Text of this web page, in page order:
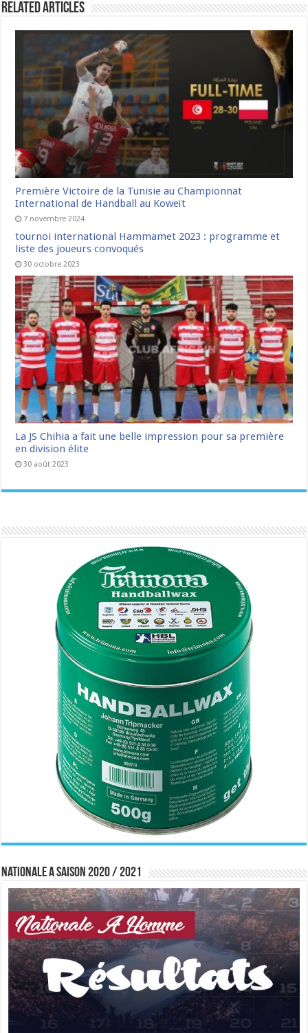
Related Articles
Première Victoire de la Tunisie au Championnat
International de Handball au Koweït
7 novembre 2024
tournoi international Hammamet 2023 : programme et
liste des joueurs convoqués
30 octobre 2023
La JS Chihia a fait une belle impression pour sa première
en division élite
30 août 2023
Nationale A saison 2020 / 2021